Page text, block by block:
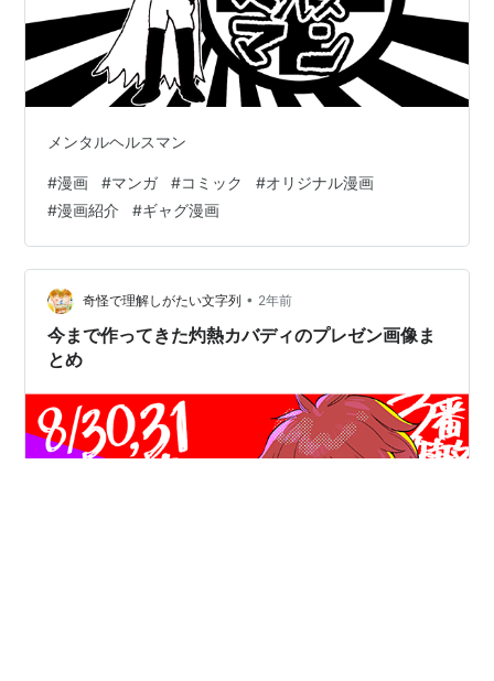
メンタルヘルスマン
#漫画 #マンガ #コミック #オリジナル漫画
#漫画紹介 #ギャグ漫画
奇怪で理解しがたい文字列 • 2年前
今まで作ってきた灼熱カバディのプレゼン画像ま
とめ